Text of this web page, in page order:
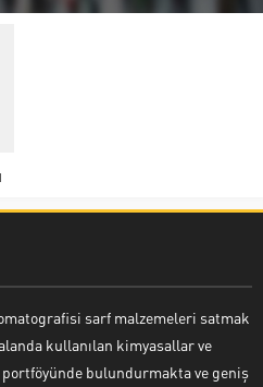
sarf malzemeleri satmak
kullanılan kimyasallar ve
bulundurmakta ve geniş